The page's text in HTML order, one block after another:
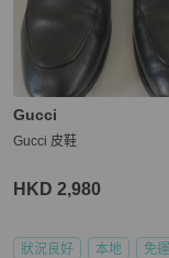
Gucci
Gucci 皮鞋
HKD 2,980
狀況良好 本地 免運